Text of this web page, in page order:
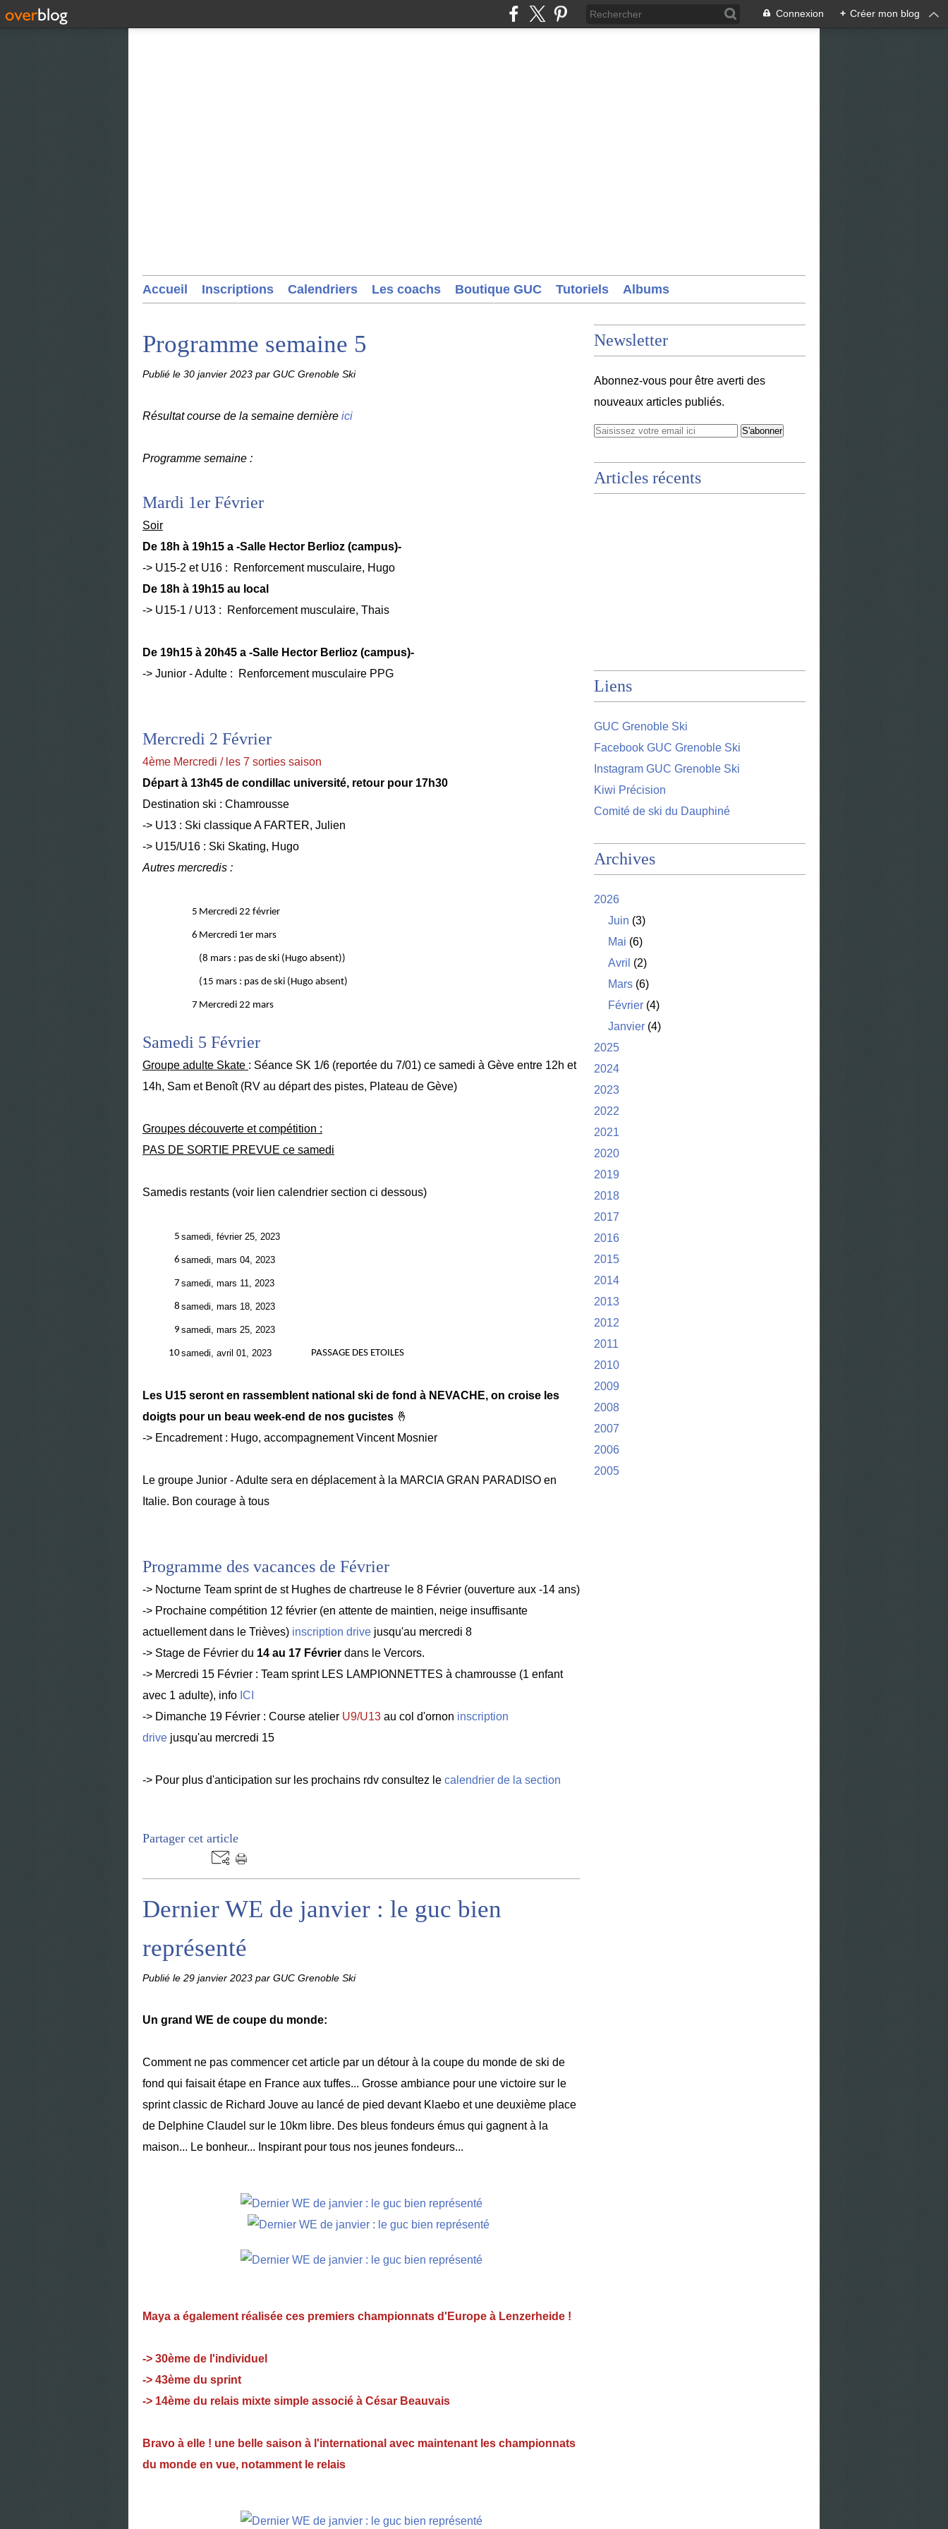
Connexion + Créer mon blog
Accueil Inscriptions Calendriers Les coachs Boutique GUC Tutoriels Albums
Programme semaine 5
Publié le 30 janvier 2023 par GUC Grenoble Ski
Résultat course de la semaine dernière ici
Programme semaine :
Mardi 1er Février
Soir
De 18h à 19h15 a -Salle Hector Berlioz (campus)-
-> U15-2 et U16 : Renforcement musculaire, Hugo
De 18h à 19h15 au local
-> U15-1 / U13 : Renforcement musculaire, Thais
De 19h15 à 20h45 a -Salle Hector Berlioz (campus)-
-> Junior - Adulte : Renforcement musculaire PPG
Mercredi 2 Février
4ème Mercredi / les 7 sorties saison
Départ à 13h45 de condillac université, retour pour 17h30
Destination ski : Chamrousse
-> U13 : Ski classique A FARTER, Julien
-> U15/U16 : Ski Skating, Hugo
Autres mercredis :
5 Mercredi 22 février
6 Mercredi 1er mars
(8 mars : pas de ski (Hugo absent))
(15 mars : pas de ski (Hugo absent)
7 Mercredi 22 mars
Samedi 5 Février
Groupe adulte Skate : Séance SK 1/6 (reportée du 7/01) ce samedi à Gève entre 12h et
14h, Sam et Benoît (RV au départ des pistes, Plateau de Gève)
Groupes découverte et compétition :
PAS DE SORTIE PREVUE ce samedi
Samedis restants (voir lien calendrier section ci dessous)
5 samedi, février 25, 2023
6 samedi, mars 04, 2023
7 samedi, mars 11, 2023
8 samedi, mars 18, 2023
9 samedi, mars 25, 2023
10samedi, avril 01, 2023 PASSAGE DES ETOILES
Les U15 seront en rassemblent national ski de fond à NEVACHE, on croise les
doigts pour un beau week-end de nos gucistes 🤞
-> Encadrement : Hugo, accompagnement Vincent Mosnier
Le groupe Junior - Adulte sera en déplacement à la MARCIA GRAN PARADISO en
Italie. Bon courage à tous
Programme des vacances de Février
-> Nocturne Team sprint de st Hughes de chartreuse le 8 Février (ouverture aux -14 ans)
-> Prochaine compétition 12 février (en attente de maintien, neige insuffisante
actuellement dans le Trièves) inscription drive jusqu'au mercredi 8
-> Stage de Février du 14 au 17 Février dans le Vercors.
-> Mercredi 15 Février : Team sprint LES LAMPIONNETTES à chamrousse (1 enfant
avec 1 adulte), info ICI
-> Dimanche 19 Février : Course atelier U9/U13 au col d'ornon inscription
drive jusqu'au mercredi 15
-> Pour plus d'anticipation sur les prochains rdv consultez le calendrier de la section
Partager cet article
Dernier WE de janvier : le guc bien
représenté
Publié le 29 janvier 2023 par GUC Grenoble Ski
Un grand WE de coupe du monde:
Comment ne pas commencer cet article par un détour à la coupe du monde de ski de
fond qui faisait étape en France aux tuffes... Grosse ambiance pour une victoire sur le
sprint classic de Richard Jouve au lancé de pied devant Klaebo et une deuxième place
de Delphine Claudel sur le 10km libre. Des bleus fondeurs émus qui gagnent à la
maison... Le bonheur... Inspirant pour tous nos jeunes fondeurs...
Maya a également réalisée ces premiers championnats d'Europe à Lenzerheide !
-> 30ème de l'individuel
-> 43ème du sprint
-> 14ème du relais mixte simple associé à César Beauvais
Bravo à elle ! une belle saison à l'international avec maintenant les championnats
du monde en vue, notamment le relais
Newsletter
Abonnez-vous pour être averti des
nouveaux articles publiés.
Articles récents
Liens
GUC Grenoble Ski
Facebook GUC Grenoble Ski
Instagram GUC Grenoble Ski
Kiwi Précision
Comité de ski du Dauphiné
Archives
2026
Juin (3)
Mai (6)
Avril (2)
Mars (6)
Février (4)
Janvier (4)
2025
2024
2023
2022
2021
2020
2019
2018
2017
2016
2015
2014
2013
2012
2011
2010
2009
2008
2007
2006
2005